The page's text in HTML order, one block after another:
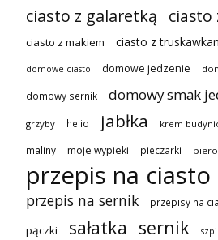
ciasto z galaretką ciasto
ciasto z makiem ciasto z
domowe ciasto domowe jedzenie
domowy sernik domowy smak
grzyby helio jabłka krem
maliny moje wypieki pieczarki
przepis na ciasto
przepis na sernik przepisy na
pączki sałatka sernik